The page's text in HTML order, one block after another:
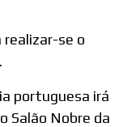
realizar-se o
portuguesa irá
Salão Nobre da